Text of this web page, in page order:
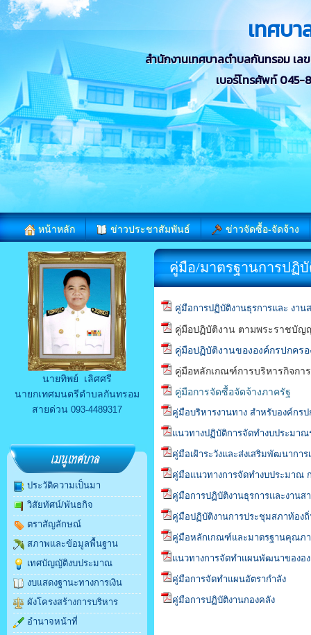
เทศบ
สำนักงานเทศบาลตำบลกันทรอม เ
เบอร์โทรศัพท์
หน้าหลัก ข่าวประชาสัมพันธ์ ข่าวจัดซื้อ-จัดจ้าง
นายทิพย์ เลิศศรี
นายกเทศมนตรีตำบลกันทรอม
สายด่วน 093-4489317
ประวัติความเป็นมา
วิสัยทัศน์/พันธกิจ
ตราสัญลักษณ์
สภาพและข้อมูลพื้นฐาน
เทศบัญญัติงบประมาณ
งบแสดงฐานะทางการเงิน
ผังโครงสร้างการบริหาร
อำนาจหน้าที่
คู่มือ/มาตรฐานการปฏิ
คู่มือการปฏิบัติงานธุรการและ งาน
คู่มือปฏิบัติงาน ตามพระราชบั
คู่มือปฏิบัติงานขององค์กรปกคร
คู่มือหลักเกณฑ์การบริหารกิจกา
คู่มือการจัดซื้อจัดจ้างภาครัฐ
คู่มือบริหารงานทาง สำหรับองค์กร
แนวทางปฏิบัติการจัดทำงบประมาณ
คู่มือเฝ้าระวังและส่งเสริมพัฒนาการ
คู่มือแนวทางการจัดทำงบประมาณ
คู่มือการปฏิบัติงานธุรการและงานส
คู่มือปฏิบัติงานการประชุมสภาท้อง
คู่มือหลักเกณฑ์และมาตรฐานคุณภ
แนวทางการจัดทำแผนพัฒนาของอ
คู่มือการจัดทำแผนอัตรากำลัง
คู่มือการปฏิบัติงานกองคลัง